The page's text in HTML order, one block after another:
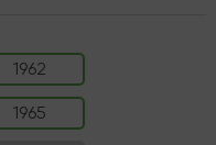
1962
1965